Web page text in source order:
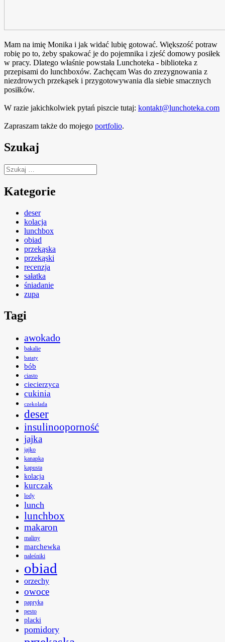
Mam na imię Monika i jak widać lubię gotować. Większość potraw
robię po to, żeby spakować je do pojemnika i zjeść domowy posiłek
w pracy. Dlatego właśnie powstała Lunchoteka - biblioteka z
przepisami do lunchboxów. Zachęcam Was do zrezygnowania z
niezdrowych przekąsek i przygotowywania dla siebie smacznych
posiłków.
W razie jakichkolwiek pytań piszcie tutaj: kontakt@lunchoteka.com
Zapraszam także do mojego portfolio.
Szukaj
Szukaj:
Kategorie
deser
kolacja
lunchbox
obiad
przekąska
przekąski
recenzja
sałatka
śniadanie
zupa
Tagi
awokado
bakalie
bataty
bób
ciasto
ciecierzyca
cukinia
czekolada
deser
insulinooporność
jajka
jajko
kanapka
kapusta
kolacja
kurczak
lody
lunch
lunchbox
makaron
maliny
marchewka
naleśniki
obiad
orzechy
owoce
papryka
pesto
placki
pomidory